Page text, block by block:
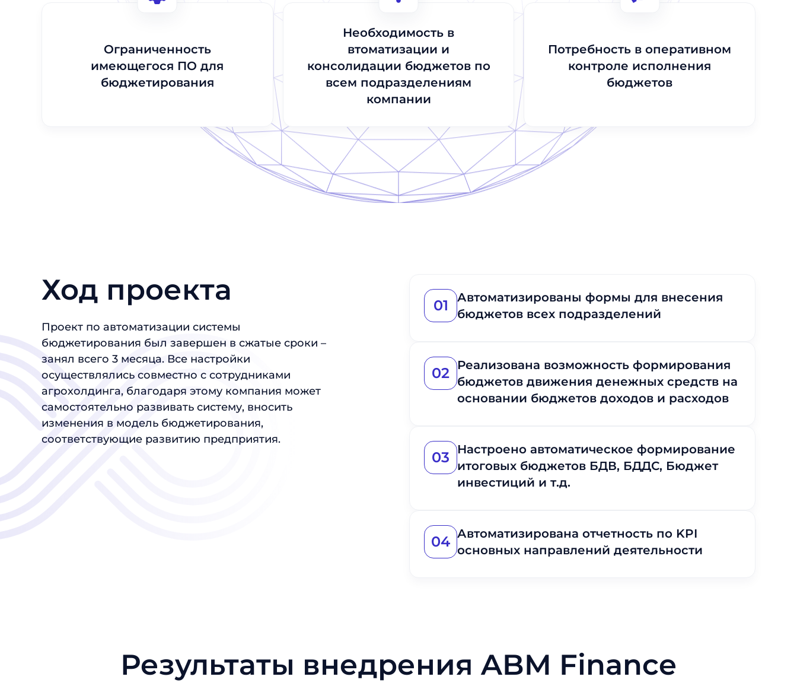
Отправить
Ограниченность
имеющегося ПО для
бюджетирования
Необходимость в
втоматизации и
консолидации бюджетов по
всем подразделениям
компании
Потребность в оперативном
контроле исполнения
бюджетов
Ход проекта
Проект по автоматизации системы
бюджетирования был завершен в сжатые сроки –
занял всего 3 месяца. Все настройки
осуществлялись совместно с сотрудниками
агрохолдинга, благодаря этому компания может
самостоятельно развивать систему, вносить
изменения в модель бюджетирования,
соответствующие развитию предприятия.
01
Автоматизированы формы для внесения
бюджетов всех подразделений
02
Реализована возможность формирования
бюджетов движения денежных средств на
основании бюджетов доходов и расходов
03
Настроено автоматическое формирование
итоговых бюджетов БДВ, БДДС, Бюджет
инвестиций и т.д.
04 Автоматизирована отчетность по KPI
основных направлений деятельности
Результаты внедрения ABM Finance
Отправить